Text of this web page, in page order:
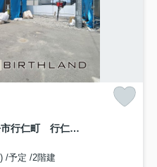
新築戸建・新築建売 会津若松市行仁町 行仁小学校・第一中学校
/予定 /2階建